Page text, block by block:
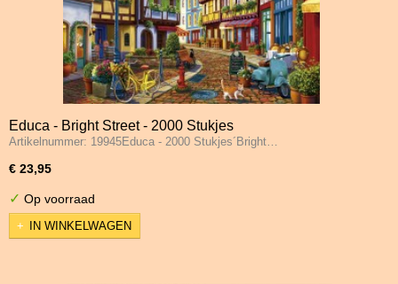
Educa - Bright Street - 2000 Stukjes
Artikelnummer: 19945Educa - 2000 Stukjes´Bright…
€ 23,95
✓ Op voorraad
IN WINKELWAGEN